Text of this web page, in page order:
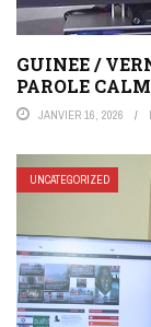
GUINEE /
PAROLE
JANVIER 16, 2026
UNCATEGORIZED